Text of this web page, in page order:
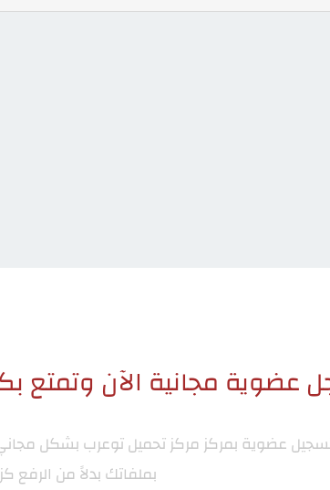
عضوية مجانية الآن وتمتع
عضوية بمركزمركز تحميل توعرببشكل
بملفاتك بدلاً من الرفع